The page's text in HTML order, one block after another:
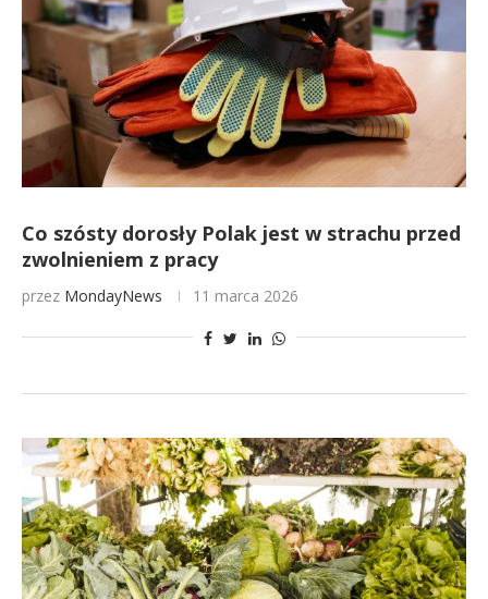
Co szósty dorosły Polak jest w strachu przed
zwolnieniem z pracy
przez MondayNews 11 marca 2026